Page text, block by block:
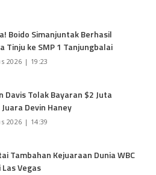
Boido Simanjuntak Berhasil
Tinju ke SMP 1 Tanjungbalai
2026 | 19:23
Davis Tolak Bayaran $2 Juta
Devin Haney
2026 | 14:39
Tambahan Kejuaraan Dunia WBC
Las Vegas